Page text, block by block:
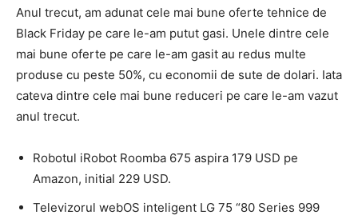
Anul trecut, am adunat cele mai bune oferte tehnice de
Black Friday pe care le-am putut gasi. Unele dintre cele
mai bune oferte pe care le-am gasit au redus multe
produse cu peste 50%, cu economii de sute de dolari. Iata
cateva dintre cele mai bune reduceri pe care le-am vazut
anul trecut.
Robotul iRobot Roomba 675 aspira 179 USD pe
Amazon, initial 229 USD.
Televizorul webOS inteligent LG 75 “80 Series 999